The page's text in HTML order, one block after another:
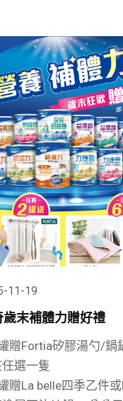
11-19
歲末補體力贈好禮
贈Fortia矽膠湯勺/鍋
選一隻
贈La belle四季乙件